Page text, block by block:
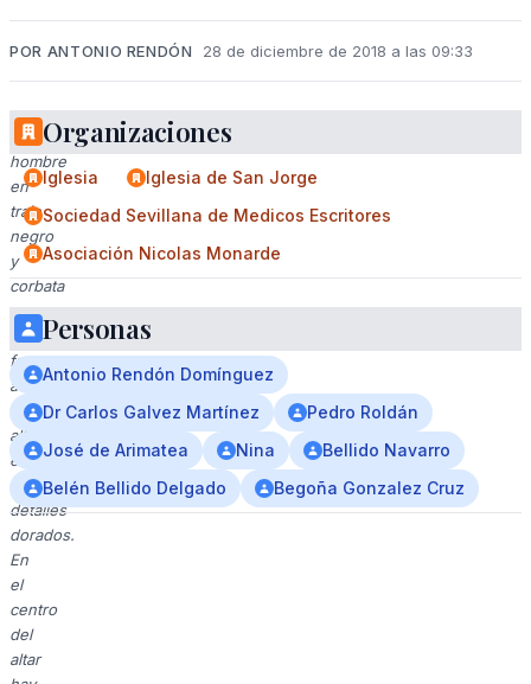
POR ANTONIO RENDÓN 28 de diciembre de 2018 a las 09:33
Un
hombre
en
traje
negro
y
corbata
se
encuentra
frente
a
un
altar
elaborado
con
detalles
dorados.
En
el
centro
del
altar
Organizaciones
Iglesia
Iglesia de San Jorge
Sociedad Sevillana de Medicos Escritores
Asociación Nicolas Monarde
Personas
Antonio Rendón Domínguez
Dr Carlos Galvez Martínez
Pedro Roldán
José de Arimatea
Nina
Bellido Navarro
Belén Bellido Delgado
Begoña Gonzalez Cruz